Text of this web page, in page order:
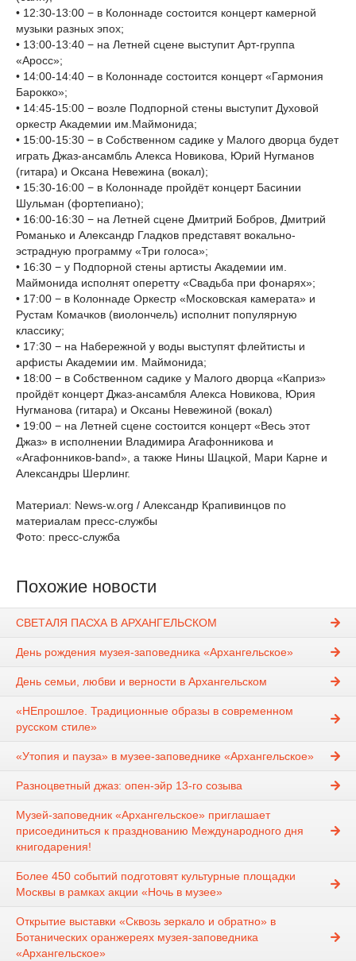
• 12:30-13:00 − в Колоннаде состоится концерт камерной
музыки разных эпох;
• 13:00-13:40 − на Летней сцене выступит Арт-группа
«Аросс»;
• 14:00-14:40 − в Колоннаде состоится концерт «Гармония
Барокко»;
• 14:45-15:00 − возле Подпорной стены выступит Духовой
оркестр Академии им.Маймонида;
• 15:00-15:30 − в Собственном садике у Малого дворца будет
играть Джаз-ансамбль Алекса Новикова, Юрий Нугманов
(гитара) и Оксана Невежина (вокал);
• 15:30-16:00 − в Колоннаде пройдёт концерт Басинии
Шульман (фортепиано);
• 16:00-16:30 − на Летней сцене Дмитрий Бобров, Дмитрий
Романько и Александр Гладков представят вокально-
эстрадную программу «Три голоса»;
• 16:30 − у Подпорной стены артисты Академии им.
Маймонида исполнят оперетту «Свадьба при фонарях»;
• 17:00 − в Колоннаде Оркестр «Московская камерата» и
Рустам Комачков (виолончель) исполнит популярную
классику;
• 17:30 − на Набережной у воды выступят флейтисты и
арфисты Академии им. Маймонида;
• 18:00 − в Собственном садике у Малого дворца «Каприз»
пройдёт концерт Джаз-ансамбля Алекса Новикова, Юрия
Нугманова (гитара) и Оксаны Невежиной (вокал)
• 19:00 − на Летней сцене состоится концерт «Весь этот
Джаз» в исполнении Владимира Агафонникова и
«Агафонников-band», а также Нины Шацкой, Мари Карне и
Александры Шерлинг.
Материал: News-w.org / Александр Крапивинцов по
материалам пресс-службы
Фото: пресс-служба
Похожие новости
СВЕТАЛЯ ПАСХА В АРХАНГЕЛЬСКОМ
День рождения музея-заповедника «Архангельское»
День семьи, любви и верности в Архангельском
«НЕпрошлое. Традиционные образы в современном
русском стиле»
«Утопия и пауза» в музее-заповеднике «Архангельское»
Разноцветный джаз: опен-эйр 13-го созыва
Музей-заповедник «Архангельское» приглашает
присоединиться к празднованию Международного дня
книгодарения!
Более 450 событий подготовят культурные площадки
Москвы в рамках акции «Ночь в музее»
Открытие выставки «Сквозь зеркало и обратно» в
Ботанических оранжереях музея-заповедника
«Архангельское»